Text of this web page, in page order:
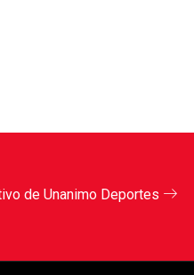
de Unanimo Deportes